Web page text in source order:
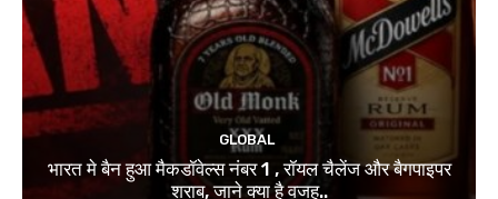
GLOBAL
भारत मे बैन हुआ मैकडॉवेल्स नंबर 1 , रॉयल चैलेंज और बैगपाइपर
शराब, जाने क्या है वजह..